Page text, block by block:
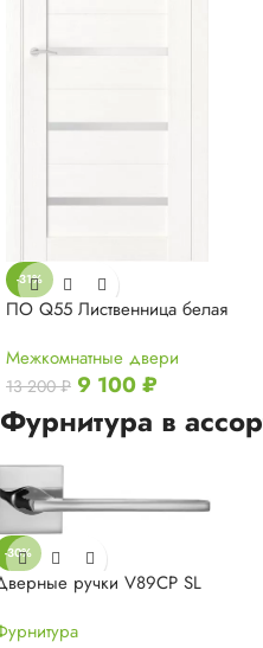
-31%
ПО Q55 Лиственница белая
Межкомнатные двери
13 200₽ 9 100₽
Фурнитура в
-30%
ручки V89CP SL